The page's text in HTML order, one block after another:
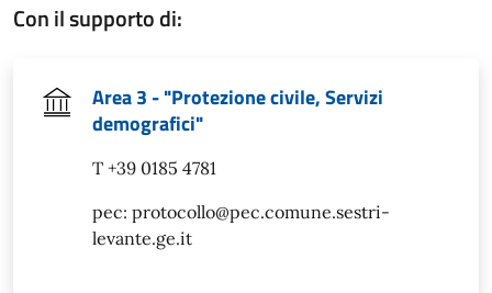
Con il supporto di:
Area 3 - "Protezione civile, Servizi
demografici"
T +39 0185 4781
pec: protocollo@pec.comune.sestri-
levante.ge.it